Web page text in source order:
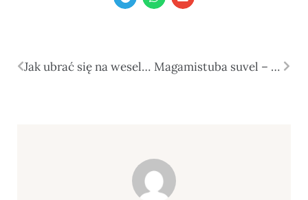
Jak ubrać się na wesele? Praktyczny poradnik dla gości Magamistuba suvel – kuidas see sisustada nii, et kuumadel öödel hästi magada saaks?